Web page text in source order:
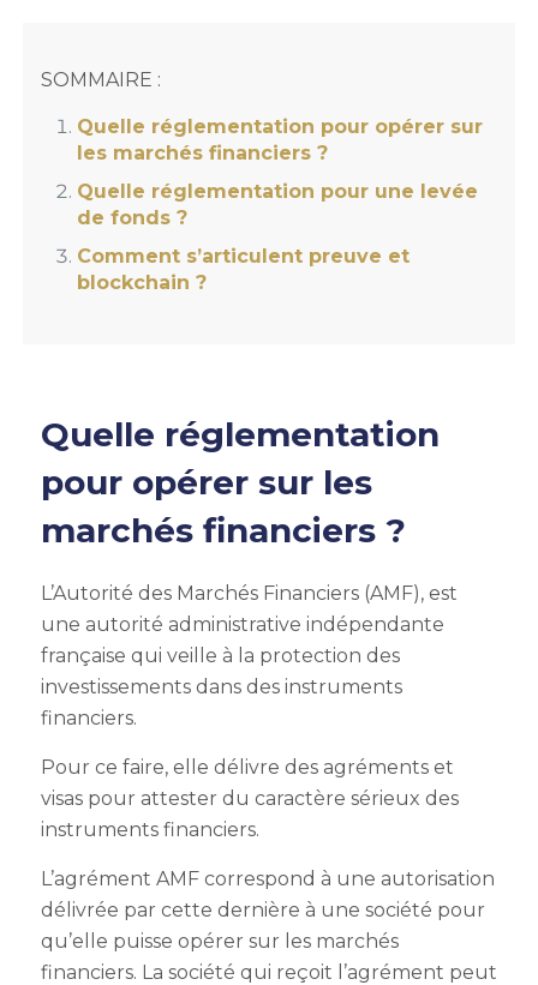
SOMMAIRE :
Quelle réglementation pour opérer sur
les marchés financiers ?
Quelle réglementation pour une levée
de fonds ?
Comment s’articulent preuve et
blockchain ?
Quelle réglementation
pour opérer sur les
marchés financiers ?
L’Autorité des Marchés Financiers (AMF), est
une autorité administrative indépendante
française qui veille à la protection des
investissements dans des instruments
financiers.
Pour ce faire, elle délivre des agréments et
visas pour attester du caractère sérieux des
instruments financiers.
L’agrément AMF correspond à une autorisation
délivrée par cette dernière à une société pour
qu’elle puisse opérer sur les marchés
financiers. La société qui reçoit l’agrément peut